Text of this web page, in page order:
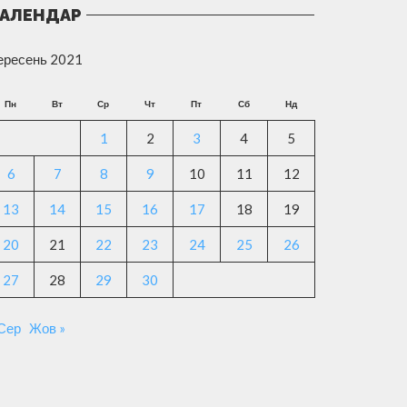
2021
Пн Вт Ср Чт Пт Сб Нд
1 2 3 4 5
6 7 8 9 10 11 12
13 14 15 16 17 18 19
20 21 22 23 24 25 26
27 28 29 30
Жов »